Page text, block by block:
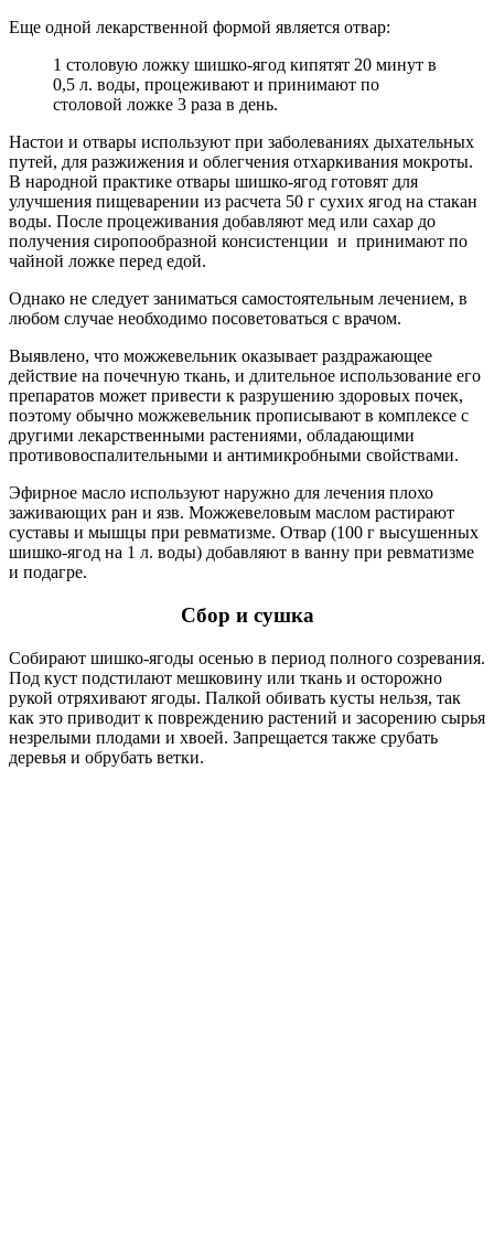
Еще одной лекарственной формой является отвар:
1 столовую ложку шишко-ягод кипятят 20 минут в
0,5 л. воды, процеживают и принимают по
столовой ложке 3 раза в день.
Настои и отвары используют при заболеваниях дыхательных
путей, для разжижения и облегчения отхаркивания мокроты.
В народной практике отвары шишко-ягод готовят для
улучшения пищеварении из расчета 50 г сухих ягод на стакан
воды. После процеживания добавляют мед или сахар до
получения сиропообразной консистенции и принимают по
чайной ложке перед едой.
Однако не следует заниматься самостоятельным лечением, в
любом случае необходимо посоветоваться с врачом.
Выявлено, что можжевельник оказывает раздражающее
действие на почечную ткань, и длительное использование его
препаратов может привести к разрушению здоровых почек,
поэтому обычно можжевельник прописывают в комплексе с
другими лекарственными растениями, обладающими
противовоспалительными и антимикробными свойствами.
Эфирное масло используют наружно для лечения плохо
заживающих ран и язв. Можжевеловым маслом растирают
суставы и мышцы при ревматизме. Отвар (100 г высушенных
шишко-ягод на 1 л. воды) добавляют в ванну при ревматизме
и подагре.
Сбор и сушка
Собирают шишко-ягоды осенью в период полного созревания.
Под куст подстилают мешковину или ткань и осторожно
рукой отряхивают ягоды. Палкой обивать кусты нельзя, так
как это приводит к повреждению растений и засорению сырья
незрелыми плодами и хвоей. Запрещается также срубать
деревья и обрубать ветки.